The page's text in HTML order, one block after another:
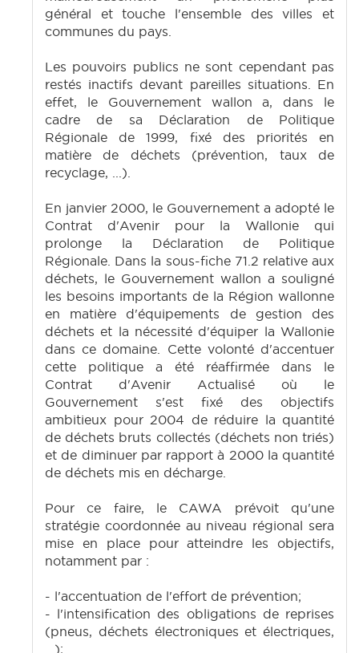
général et touche l'ensemble des villes et
communes du pays.
Les pouvoirs publics ne sont cependant pas
restés inactifs devant pareilles situations. En
effet, le Gouvernement wallon a, dans le
cadre de sa Déclaration de Politique
Régionale de 1999, fixé des priorités en
matière de déchets (prévention, taux de
recyclage, ...).
En janvier 2000, le Gouvernement a adopté le
Contrat d'Avenir pour la Wallonie qui
prolonge la Déclaration de Politique
Régionale. Dans la sous-fiche 71.2 relative aux
déchets, le Gouvernement wallon a souligné
les besoins importants de la Région wallonne
en matière d'équipements de gestion des
déchets et la nécessité d'équiper la Wallonie
dans ce domaine. Cette volonté d'accentuer
cette politique a été réaffirmée dans le
Contrat d'Avenir Actualisé où le
Gouvernement s'est fixé des objectifs
ambitieux pour 2004 de réduire la quantité
de déchets bruts collectés (déchets non triés)
et de diminuer par rapport à 2000 la quantité
de déchets mis en décharge.
Pour ce faire, le CAWA prévoit qu'une
stratégie coordonnée au niveau régional sera
mise en place pour atteindre les objectifs,
notamment par :
- l'accentuation de l'effort de prévention;
- l'intensification des obligations de reprises
(pneus, déchets électroniques et électriques,
...);